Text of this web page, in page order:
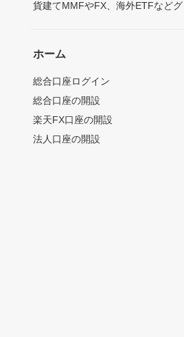
貨建てMMFやFX、海外ETFなど
ホーム
総合口座ログイン
総合口座の開設
楽天FX口座の開設
法人口座の開設